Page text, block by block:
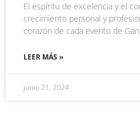
El espíritu de excelencia y el
crecimiento personal y
corazón de cada evento de
LEER MÁS »
junio 21, 2024